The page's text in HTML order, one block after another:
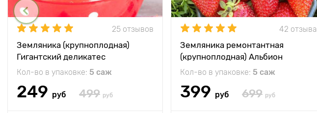
25 отзывов
Земляника (крупноплодная)
Гигантский деликатес
Кол-во в упаковке: 5 саж
249 руб 499 руб
42 отзыва
Земляника ремонтантная
(крупноплодная) Альбион
Кол-во в упаковке: 5 саж
399 руб 699 руб